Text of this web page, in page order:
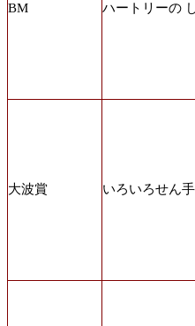
BM ハートリーの
大波賞 いろいろせん